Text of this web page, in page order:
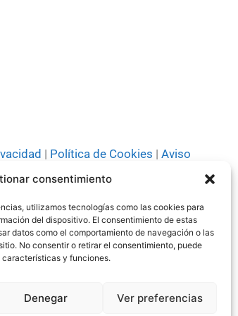
consentimiento
utilizamos tecnologías como las cookies para
del dispositivo. El consentimiento de estas
datos como el comportamiento de navegación o las
No consentir o retirar el consentimiento, puede
y funciones.
Denegar Ver preferencias
| Política de Cookies | Aviso
Codi ètic| Tarifes de Publicitat
© Tots els drets reservats 2024